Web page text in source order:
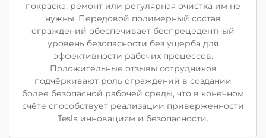
покраска, ремонт или регулярная очистка им не
нужны. Передовой полимерный состав
ограждений обеспечивает беспрецедентный
уровень безопасности без ущерба для
эффективности рабочих процессов.
Положительные отзывы сотрудников
подчёркивают роль ограждений в создании
более безопасной рабочей среды, что в конечном
счёте способствует реализации приверженности
Tesla инновациям и безопасности.